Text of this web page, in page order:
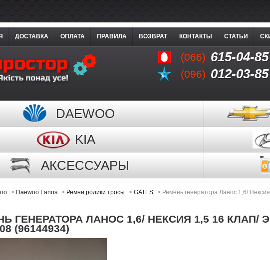
(066) 615-04-85
(096) 012-03-85
ДОСТАВКА ОПЛАТА ПРАВИЛА ВОЗВРАТ КОНТАКТЫ СТАТЬИ
DAEWOO
KIA
АКСЕССУАРЫ
> Daewoo Lanos > Ремни ролики тросы > GATES > Ремень генератора Ланос 1,6/
ГЕНЕРАТОРА ЛАНОС 1,6/ НЕКСИЯ 1,5 16 КЛАП/
(96144934)